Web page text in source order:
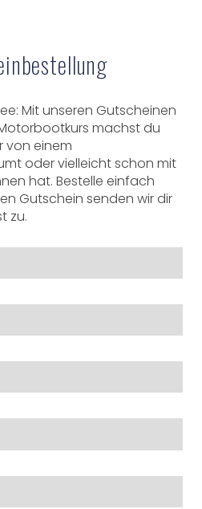
Mit unseren Gutscheinen
machst du
von einem
oder vielleicht schon mit
hat. Bestelle einfach
Gutschein senden wir dir
zu.